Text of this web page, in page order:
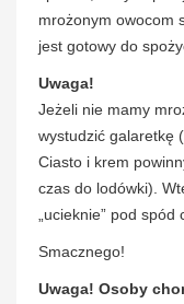
mrożonym owocom
jest gotowy do
Uwaga!
Jeżeli nie mamy
wystudzić galaretkę
Ciasto i krem
czas do lodówki).
„ucieknie” pod spód
Smacznego!
Uwaga! Osoby